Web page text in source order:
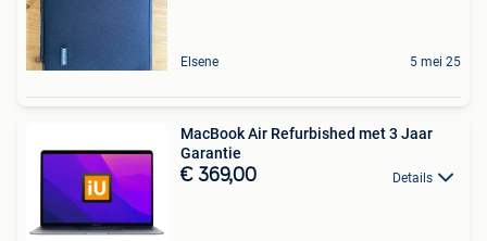
Elsene 5 mei 25
MacBook Air Refurbished met 3 Jaar
Garantie
€ 369,00 Details